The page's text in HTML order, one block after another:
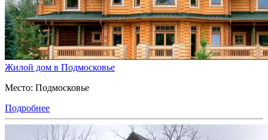
Жилой дом в Подмосковье
Место: Подмосковье
Подробнее